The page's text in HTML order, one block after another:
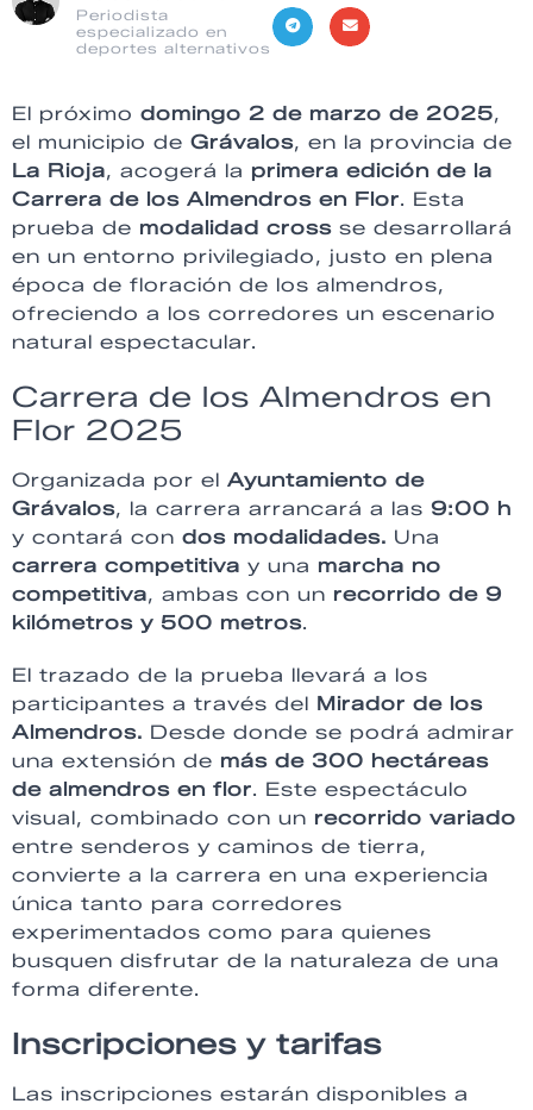
Periodista
especializado en
deportes alternativos
El próximo domingo 2 de marzo de 2025,
el municipio de Grávalos, en la provincia de
La Rioja, acogerá la primera edición de la
Carrera de los Almendros en Flor. Esta
prueba de modalidad cross se desarrollará
en un entorno privilegiado, justo en plena
época de floración de los almendros,
ofreciendo a los corredores un escenario
natural espectacular.
Carrera de los Almendros en
Flor 2025
Organizada por el Ayuntamiento de
Grávalos, la carrera arrancará a las 9:00 h
y contará con dos modalidades. Una
carrera competitiva y una marcha no
competitiva, ambas con un recorrido de 9
kilómetros y 500 metros.
El trazado de la prueba llevará a los
participantes a través del Mirador de los
Almendros. Desde donde se podrá admirar
una extensión de más de 300 hectáreas
de almendros en flor. Este espectáculo
visual, combinado con un recorrido variado
entre senderos y caminos de tierra,
convierte a la carrera en una experiencia
única tanto para corredores
experimentados como para quienes
busquen disfrutar de la naturaleza de una
forma diferente.
Inscripciones y tarifas
Las inscripciones estarán disponibles a